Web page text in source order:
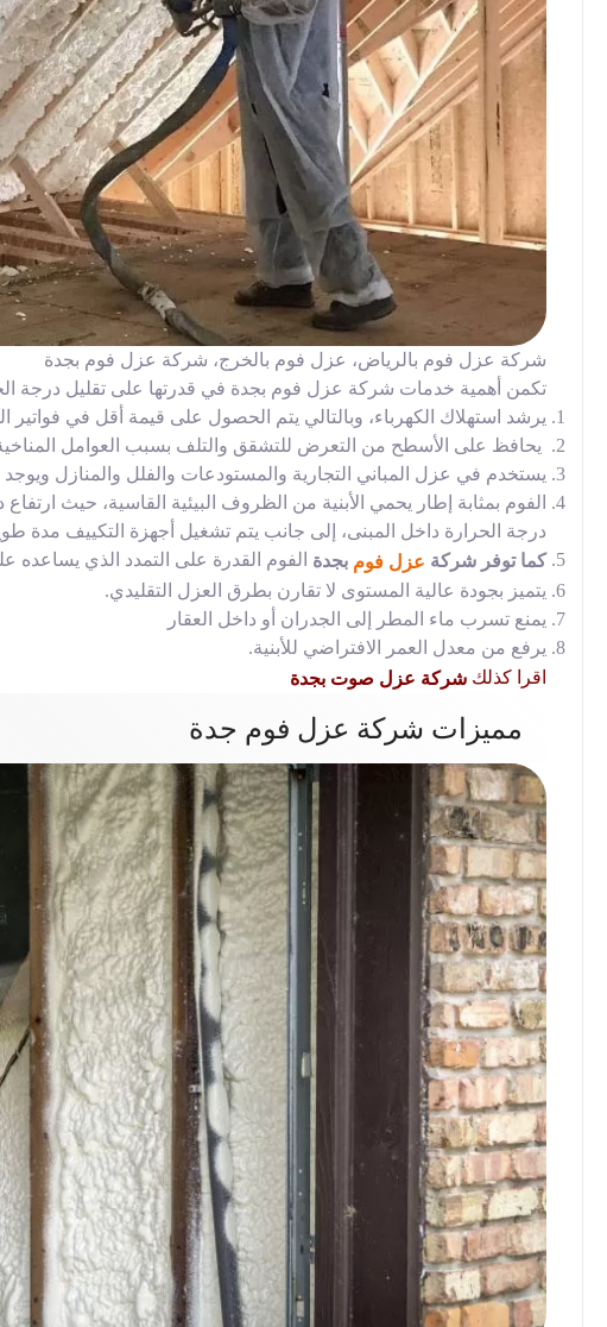
شركة عزل فوم بالرياض، عزل فوم بالخرج، شركة عزل فوم بجدة
تكمن أهمية خدمات شركة عزل فوم بجدة في قدرتها على تقليل درجة
يرشد استهلاك الكهرباء، وبالتالي يتم الحصول على قيمة أقل في فواتير
يحافظ على الأسطح من التعرض للتشقق والتلف بسبب العوامل
يستخدم في عزل المباني التجارية والمستودعات والفلل والمنازل ويوجد
الفوم بمثابة إطار يحمي الأبنية من الظروف البيئية القاسية، حيث
درجة الحرارة داخل المبنى، إلى جانب يتم تشغيل أجهزة التكييف مدة
كما توفر شركة عزل فوم بجدة الفوم القدرة على التمدد الذي يساعده
يتميز بجودة عالية المستوى لا تقارن بطرق العزل التقليدي.
يمنع تسرب ماء المطر إلى الجدران أو داخل العقار
يرفع من معدل العمر الافتراضي للأبنية.
اقرا كذلك شركة عزل صوت بجدة
مميزات شركة عزل فوم جدة